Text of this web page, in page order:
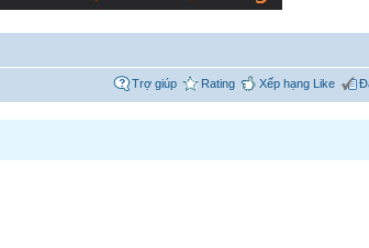
Trợ giúp Rating Xếp hạng Like